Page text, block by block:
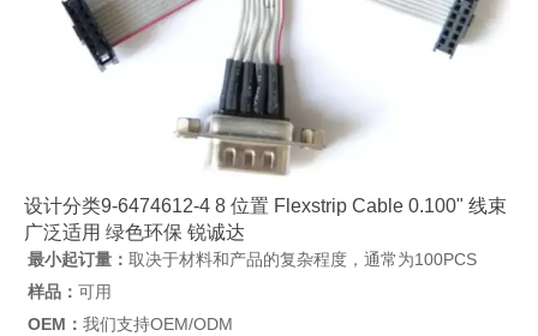
设计分类9-6474612-4 8 位置 Flexstrip Cable 0.100" 线束
广泛适用 绿色环保 锐诚达
最小起订量： 取决于材料和产品的复杂程度，通常为100PCS
样品： 可用
OEM： 我们支持OEM/ODM